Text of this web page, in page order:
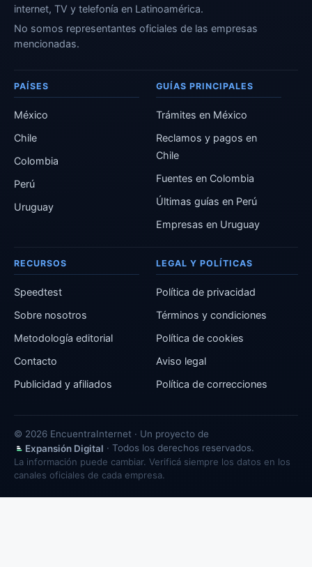
internet, TV y telefonía en Latinoamérica.
No somos representantes oficiales de las empresas
mencionadas.
PAÍSES
México
Chile
Colombia
Perú
Uruguay
GUÍAS PRINCIPALES
Trámites en México
Reclamos y pagos en
Chile
Fuentes en Colombia
Últimas guías en Perú
Empresas en Uruguay
RECURSOS
Speedtest
Sobre nosotros
Metodología editorial
Contacto
Publicidad y afiliados
LEGAL Y POLÍTICAS
Política de privacidad
Términos y condiciones
Política de cookies
Aviso legal
Política de correcciones
© 2026 EncuentraInternet · Un proyecto de
Expansión Digital · Todos los derechos reservados.
La información puede cambiar. Verificá siempre los datos en los
canales oficiales de cada empresa.